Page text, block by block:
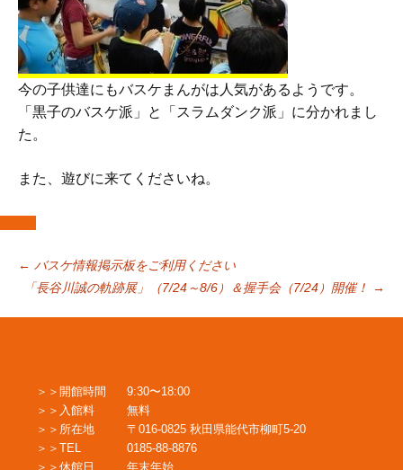
今の子供達にもバスケまんがは人気があるようです。
「黒子のバスケ派」と「スラムダンク派」に分かれまし
た。
また、遊びに来てくださいね。
投
稿
ナ
ビ
← バスケ情報掲示板をご利用ください
「長谷川誠の軌跡展」（7/24～8/6）＆握手会（7/24）開催！
→
開館時間
9:30〜18:00
入館料
無料
所在地
〒016-0825 秋田県能代市柳町5-20
TEL
0185-88-8876
休館日
年末年始